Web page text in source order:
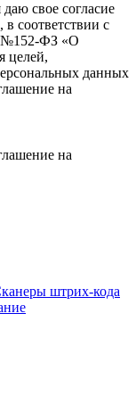
свое согласие
соответствии с
№152-ФЗ «О
целей,
данных
на
на
штрих-кода